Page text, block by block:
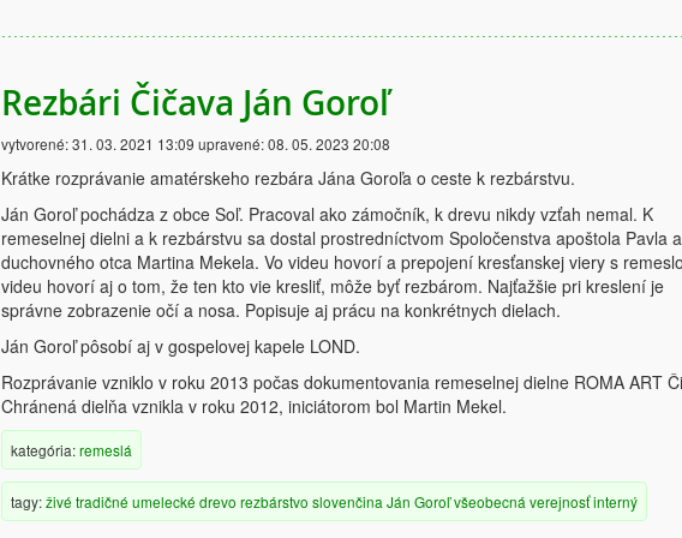
Rezbári Čičava Ján Goroľ
vytvorené:31. 03. 2021 13:09 upravené:08. 05. 2023 20:08
Krátke rozprávanie amatérskeho rezbára Jána Goroľa o ceste k rezbárstvu.
Ján Goroľ pochádza z obce Soľ. Pracoval ako zámočník, k drevu nikdy vzťah nemal. K
remeselnej dielni a k rezbárstvu sa dostal prostredníctvom Spoločenstva apoštola Pavla a
duchovného otca Martina Mekela. Vo videu hovorí a prepojení kresťanskej viery s
videu hovorí aj o tom, že ten kto vie kresliť, môže byť rezbárom. Najťažšie pri kreslení je
správne zobrazenie očí a nosa. Popisuje aj prácu na konkrétnych dielach.
Ján Goroľ pôsobí aj v gospelovej kapele LOND.
Rozprávanie vzniklo v roku 2013 počas dokumentovania remeselnej dielne ROMA ART
Chránená dielňa vznikla v roku 2012, iniciátorom bol Martin Mekel.
kategória:remeslá
tagy:živé tradičné umelecké drevo rezbárstvo slovenčina Ján Goroľvšeobecná verejnosťinterný